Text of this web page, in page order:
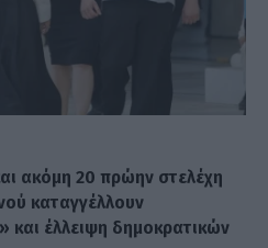
ακόμη 20 πρώην στελέχη
καταγγέλλουν
και έλλειψη δημοκρατικών